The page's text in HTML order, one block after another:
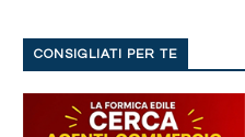
CONSIGLIATI PER TE